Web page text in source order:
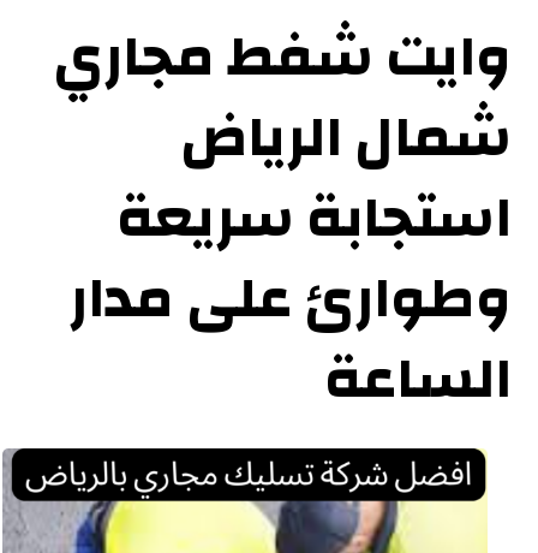
وايت شفط مجاري
شمال الرياض
استجابة سريعة
وطوارئ على مدار
الساعة